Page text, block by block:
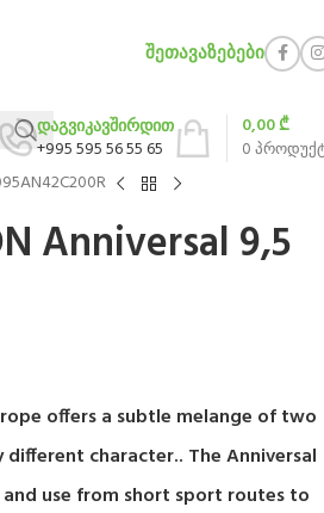
ᲨᲔᲗᲐᲕᲐᲖᲔᲑᲔᲑᲘ
დაგვიკავშირდით
+995 595 56 55 65
0
0,00₾
Anniversal 9,5
offers a subtle melange of two
character.. The Anniversal
use from short sport routes to